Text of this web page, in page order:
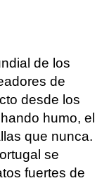
de los
de
desde los
humo, el
que nunca.
se
fuertes de